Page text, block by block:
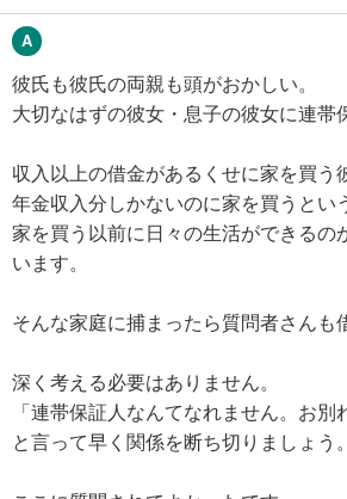
彼氏も彼氏の両親も頭がおかしい。
大切なはずの彼女・息子の彼女に連帯
収入以上の借金があるくせに家を買う
年金収入分しかないのに家を買うとい
家を買う以前に日々の生活ができるの
います。
そんな家庭に捕まったら質問者さんも
深く考える必要はありません。
「連帯保証人なんてなれません。お別
と言って早く関係を断ち切りましょう。